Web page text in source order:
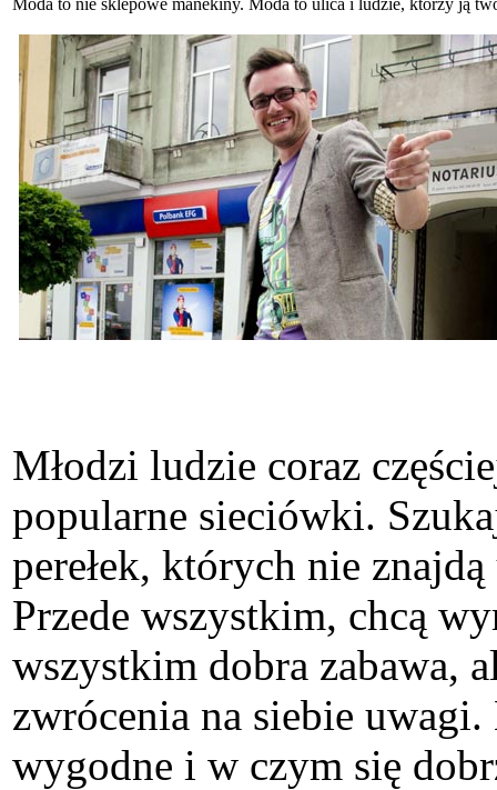
Młodzi ludzie coraz
popularne sieciówki.
perełek, których nie
Przede wszystkim, chcą
wszystkim dobra zabawa,
zwrócenia na siebie
wygodne i w czym się